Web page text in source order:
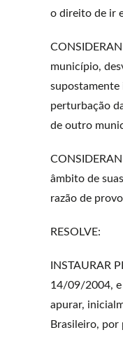
o direito de ir
município,
supostamente
perturbação
de outro
âmbito de
razão de
RESOLVE:
INSTAURAR
14/09/2004, e
apurar,
Brasileiro, por